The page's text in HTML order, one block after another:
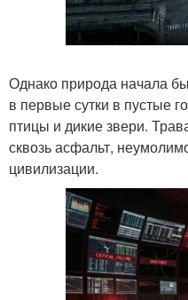
Однако природа начала
в первые сутки в пустые
птицы и дикие звери.
сквозь асфальт,
цивилизации.